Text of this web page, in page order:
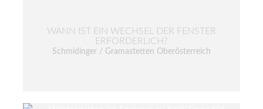
WANN IST EIN WECHSEL DER FENSTER
ERFORDERLICH?
Schmidinger / Gramastetten Oberösterreich